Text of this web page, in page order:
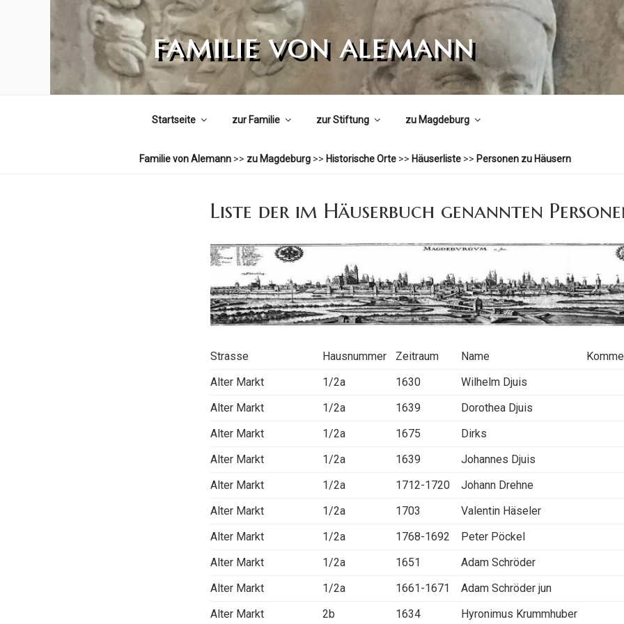
FAMILIE VON ALEMANN
Startseite zur Familie zur Stiftung zu Magdeburg
Familie von Alemann >> zu Magdeburg >> Historische Orte >> Häuserliste >> Personen zu Häusern
Liste der im Häuserbuch genannten
Strasse Hausnummer Zeitraum Name
Alter Markt
1/2a 1630
Wilhelm Djuis
Alter Markt
1/2a 1639
Dorothea Djuis
Alter Markt
1/2a 1675
Dirks
Alter Markt
1/2a 1639
Johannes Djuis
Alter Markt
1/2a 1712-1720
Johann Drehne
Alter Markt
1/2a 1703
Valentin Häseler
Alter Markt
1/2a 1768-1692
Peter Pöckel
Alter Markt
1/2a 1651
Adam Schröder
Alter Markt
1/2a 1661-1671
Adam Schröder jun
Alter Markt
2b 1634 Hyronimus Krummhuber